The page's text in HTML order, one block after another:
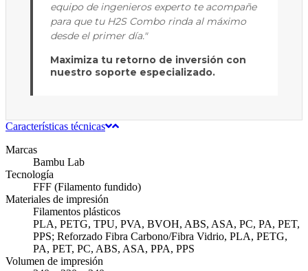
equipo de ingenieros experto te acompañe
para que tu H2S Combo rinda al máximo
desde el primer día."
Maximiza tu retorno de inversión con
nuestro soporte especializado.
Características técnicas
Marcas
Bambu Lab
Tecnología
FFF (Filamento fundido)
Materiales de impresión
Filamentos plásticos
PLA, PETG, TPU, PVA, BVOH, ABS, ASA, PC, PA, PET,
PPS; Reforzado Fibra Carbono/Fibra Vidrio, PLA, PETG,
PA, PET, PC, ABS, ASA, PPA, PPS
Volumen de impresión